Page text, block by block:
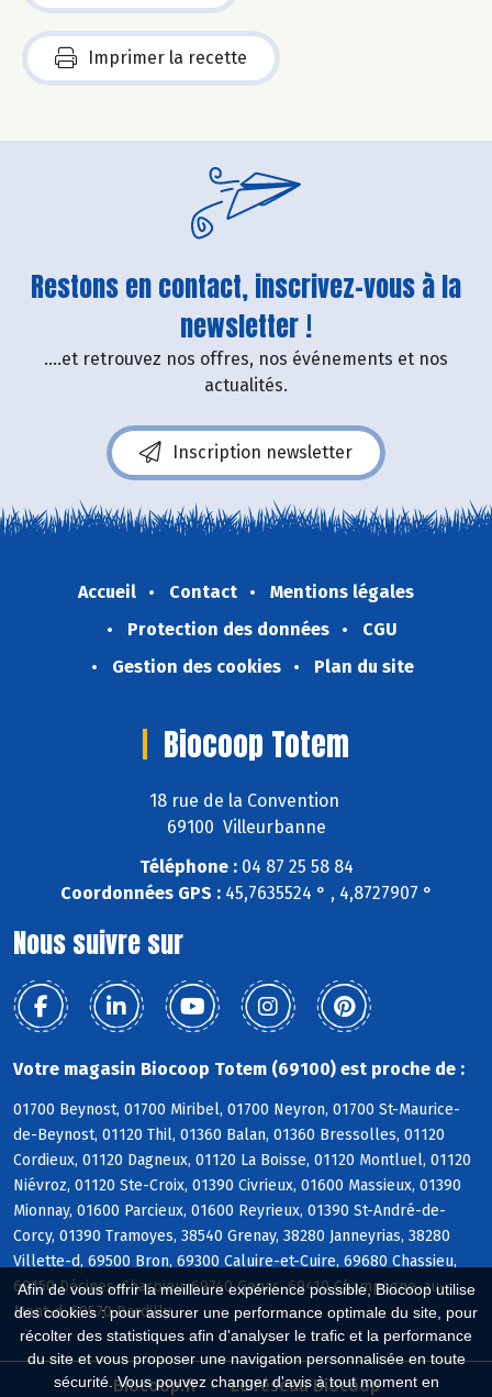
Afin de vous offrir la meilleure expérience possible, Biocoop utilise
des cookies : pour assurer une performance optimale du site, pour
récolter des statistiques afin d'analyser le trafic et la performance
du site et vous proposer une navigation personnalisée en toute
sécurité. Vous pouvez changer d'avis à tout moment en
Imprimer la recette
Restons en contact, inscrivez-vous à la
newsletter !
....et retrouvez nos offres, nos événements et nos
actualités.
Inscription newsletter
Accueil Contact
Mentions légales
Protection des données
CGU
Gestion des cookies
Plan du site
Biocoop Totem
18 rue de la Convention
69100 Villeurbanne
Téléphone :04 87 25 58 84
Coordonnées GPS :45,7635524 ° , 4,8727907 °
Nous suivre sur
Votre magasin Biocoop Totem (69100) est proche de :
01700 Beynost, 01700 Miribel, 01700 Neyron, 01700 St-Maurice-
de-Beynost, 01120 Thil, 01360 Balan, 01360 Bressolles, 01120
Cordieux, 01120 Dagneux, 01120 La Boisse, 01120 Montluel, 01120
Niévroz, 01120 Ste-Croix, 01390 Civrieux, 01600 Massieux, 01390
Mionnay, 01600 Parcieux, 01600 Reyrieux, 01390 St-André-de-
Corcy, 01390 Tramoyes, 38540 Grenay, 38280 Janneyrias, 38280
Villette-d, 69500 Bron, 69300 Caluire-et-Cuire, 69680 Chassieu,
69150 Décines-Charpieu, 69740 Genas, 69410 Champagne-au-
Mont-d, 69570 Dardilly
Biocoop.fr Le réseau Biocoop